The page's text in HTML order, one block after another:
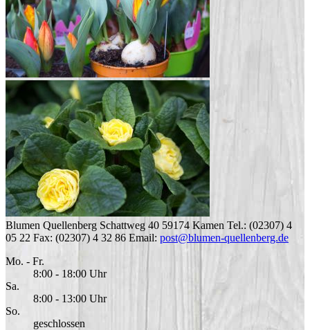
Blumen Quellenberg Schattweg 40 59174 Kamen Tel.: (02307) 4
05 22 Fax: (02307) 4 32 86 Email: post@blumen-quellenberg.de
Mo. - Fr.
8:00 - 18:00 Uhr
Sa.
8:00 - 13:00 Uhr
So.
geschlossen